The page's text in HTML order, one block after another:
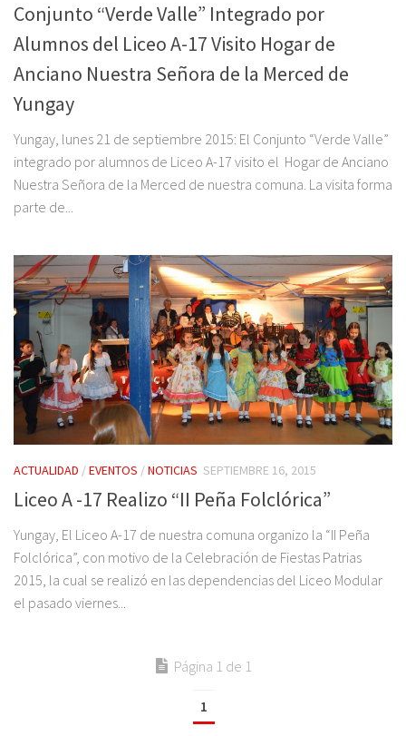
Conjunto “Verde Valle” Integrado por
Alumnos del Liceo A-17 Visito Hogar de
Anciano Nuestra Señora de la Merced de
Yungay
Yungay, lunes 21 de septiembre 2015: El Conjunto “Verde Valle”
integrado por alumnos de Liceo A-17 visito el Hogar de Anciano
Nuestra Señora de la Merced de nuestra comuna. La visita forma
parte de...
ACTUALIDAD /EVENTOS /NOTICIAS SEPTIEMBRE 16, 2015
Liceo A -17 Realizo “II Peña Folclórica”
Yungay, El Liceo A-17 de nuestra comuna organizo la “II Peña
Folclórica”, con motivo de la Celebración de Fiestas Patrias
2015, la cual se realizó en las dependencias del Liceo Modular
el pasado viernes...
Página 1 de 1
1